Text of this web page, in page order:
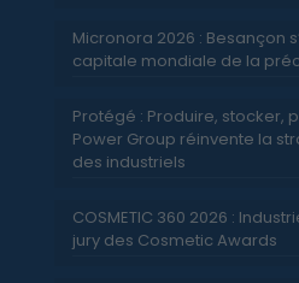
Micronora 2026 : Besançon
capitale mondiale de la
Protégé : Produire, stocker,
Power Group réinvente la
des industriels
COSMETIC 360 2026 :
jury des Cosmetic Awards